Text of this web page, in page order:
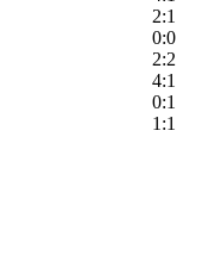
2:1
0:0
2:2
4:1
0:1
1:1